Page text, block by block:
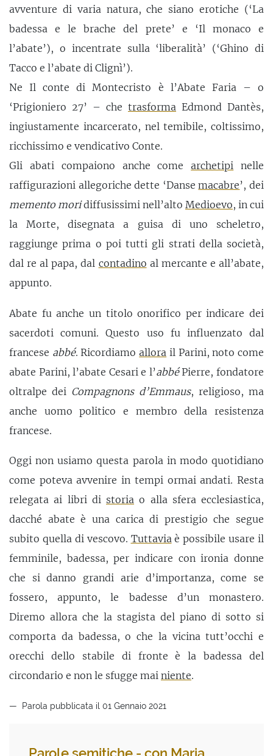
avventure di varia natura, che siano erotiche (‘La
badessa e le brache del prete’ e ‘Il monaco e
l’abate’), o incentrate sulla ‘liberalità’ (‘Ghino di
Tacco e l’abate di Clignì’).
Ne Il conte di Montecristo è l’Abate Faria – o
‘Prigioniero 27’ – che trasforma Edmond Dantès,
ingiustamente incarcerato, nel temibile, coltissimo,
ricchissimo e vendicativo Conte.
Gli abati compaiono anche comearchetipi nelle
raffigurazioni allegoriche dette ‘Dansemacabre’, dei
memento moridiffusissimi nell’alto Medioevo, in cui
la Morte, disegnata a guisa di uno scheletro,
raggiunge prima o poi tutti gli strati della società,
dal re al papa, dal contadino al mercante e all’abate,
appunto.
Abate fu anche un titolo onorifico per indicare dei
sacerdoti comuni. Questo uso fu influenzato dal
francese abbé. Ricordiamoallora il Parini, noto come
abate Parini, l’abate Cesari e l’abbéPierre, fondatore
oltralpe dei Compagnons d’Emmaus, religioso, ma
anche uomo politico e membro della resistenza
francese.
Oggi non usiamo questa parola in modo quotidiano
come poteva avvenire in tempi ormai andati. Resta
relegata ai libri di storia o alla sfera ecclesiastica,
dacché abate è una carica di prestigio che segue
subito quella di vescovo. Tuttaviaè possibile usare il
femminile, badessa, per indicare con ironia donne
che si danno grandi arie d’importanza, come se
fossero, appunto, le badesse d’un monastero.
Diremo allora che la stagista del piano di sotto si
comporta da badessa, o che la vicina tutt’occhi e
orecchi dello stabile di fronte è la badessa del
circondario e non le sfugge mai niente.
Parola pubblicata il 01 Gennaio 2021